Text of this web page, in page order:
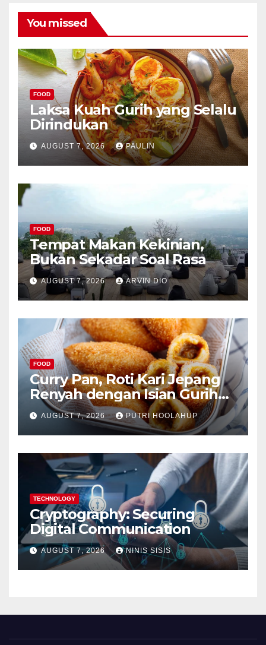
You missed
FOOD
Laksa Kuah Gurih yang Selalu
Dirindukan
AUGUST 7, 2026 PAULIN
FOOD
Tempat Makan Kekinian,
Bukan Sekadar Soal Rasa
AUGUST 7, 2026 ARVIN DIO
FOOD
Curry Pan, Roti Kari Jepang
Renyah dengan Isian Gurih
Menggoda
AUGUST 7, 2026 PUTRI HOOLAHUP
TECHNOLOGY
Cryptography: Securing
Digital Communication
AUGUST 7, 2026 NINIS SISIS